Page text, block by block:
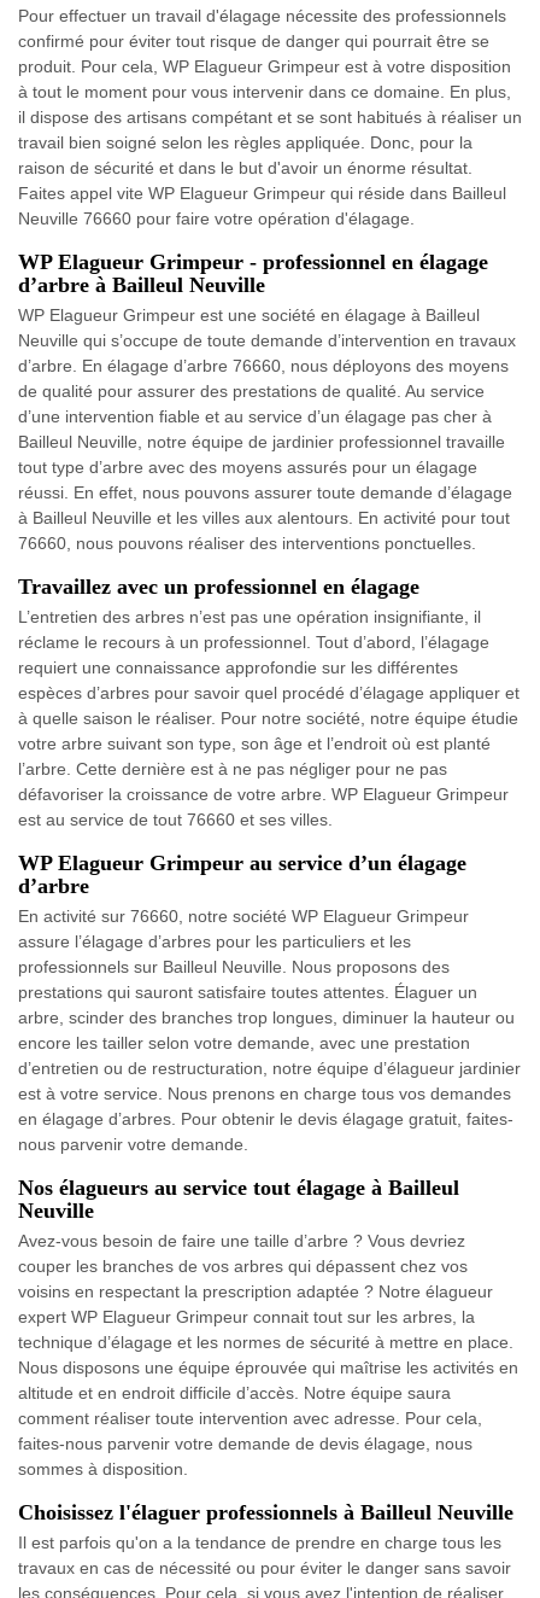
Pour effectuer un travail d'élagage nécessite des professionnels
confirmé pour éviter tout risque de danger qui pourrait être se
produit. Pour cela, WP Elagueur Grimpeur est à votre disposition
à tout le moment pour vous intervenir dans ce domaine. En plus,
il dispose des artisans compétant et se sont habitués à réaliser un
travail bien soigné selon les règles appliquée. Donc, pour la
raison de sécurité et dans le but d'avoir un énorme résultat.
Faites appel vite WP Elagueur Grimpeur qui réside dans Bailleul
Neuville 76660 pour faire votre opération d'élagage.
WP Elagueur Grimpeur - professionnel en élagage
d’arbre à Bailleul Neuville
WP Elagueur Grimpeur est une société en élagage à Bailleul
Neuville qui s’occupe de toute demande d’intervention en travaux
d’arbre. En élagage d’arbre 76660, nous déployons des moyens
de qualité pour assurer des prestations de qualité. Au service
d’une intervention fiable et au service d’un élagage pas cher à
Bailleul Neuville, notre équipe de jardinier professionnel travaille
tout type d’arbre avec des moyens assurés pour un élagage
réussi. En effet, nous pouvons assurer toute demande d’élagage
à Bailleul Neuville et les villes aux alentours. En activité pour tout
76660, nous pouvons réaliser des interventions ponctuelles.
Travaillez avec un professionnel en élagage
L’entretien des arbres n’est pas une opération insignifiante, il
réclame le recours à un professionnel. Tout d’abord, l’élagage
requiert une connaissance approfondie sur les différentes
espèces d’arbres pour savoir quel procédé d’élagage appliquer et
à quelle saison le réaliser. Pour notre société, notre équipe étudie
votre arbre suivant son type, son âge et l’endroit où est planté
l’arbre. Cette dernière est à ne pas négliger pour ne pas
défavoriser la croissance de votre arbre. WP Elagueur Grimpeur
est au service de tout 76660 et ses villes.
WP Elagueur Grimpeur au service d’un élagage
d’arbre
En activité sur 76660, notre société WP Elagueur Grimpeur
assure l’élagage d’arbres pour les particuliers et les
professionnels sur Bailleul Neuville. Nous proposons des
prestations qui sauront satisfaire toutes attentes. Élaguer un
arbre, scinder des branches trop longues, diminuer la hauteur ou
encore les tailler selon votre demande, avec une prestation
d’entretien ou de restructuration, notre équipe d’élagueur jardinier
est à votre service. Nous prenons en charge tous vos demandes
en élagage d’arbres. Pour obtenir le devis élagage gratuit, faites-
nous parvenir votre demande.
Nos élagueurs au service tout élagage à Bailleul
Neuville
Avez-vous besoin de faire une taille d’arbre ? Vous devriez
couper les branches de vos arbres qui dépassent chez vos
voisins en respectant la prescription adaptée ? Notre élagueur
expert WP Elagueur Grimpeur connait tout sur les arbres, la
technique d’élagage et les normes de sécurité à mettre en place.
Nous disposons une équipe éprouvée qui maîtrise les activités en
altitude et en endroit difficile d’accès. Notre équipe saura
comment réaliser toute intervention avec adresse. Pour cela,
faites-nous parvenir votre demande de devis élagage, nous
sommes à disposition.
Choisissez l'élaguer professionnels à Bailleul Neuville
Il est parfois qu'on a la tendance de prendre en charge tous les
travaux en cas de nécessité ou pour éviter le danger sans savoir
les conséquences. Pour cela, si vous avez l'intention de réaliser